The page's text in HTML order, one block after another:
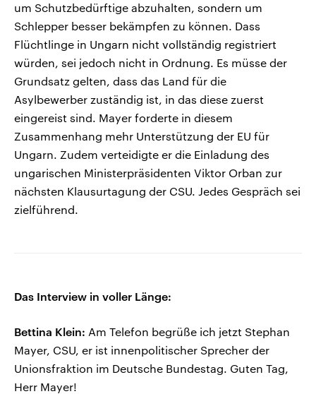
um Schutzbedürftige abzuhalten, sondern um
Schlepper besser bekämpfen zu können. Dass
Flüchtlinge in Ungarn nicht vollständig registriert
würden, sei jedoch nicht in Ordnung. Es müsse der
Grundsatz gelten, dass das Land für die
Asylbewerber zuständig ist, in das diese zuerst
eingereist sind. Mayer forderte in diesem
Zusammenhang mehr Unterstützung der EU für
Ungarn. Zudem verteidigte er die Einladung des
ungarischen Ministerpräsidenten Viktor Orban zur
nächsten Klausurtagung der CSU. Jedes Gespräch sei
zielführend.
Das Interview in voller Länge:
Bettina Klein: Am Telefon begrüße ich jetzt Stephan
Mayer, CSU, er ist innenpolitischer Sprecher der
Unionsfraktion im Deutsche Bundestag. Guten Tag,
Herr Mayer!